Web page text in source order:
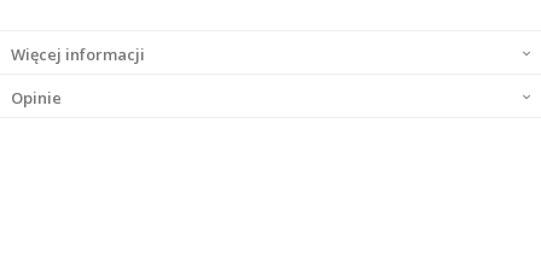
Więcej informacji
Opinie